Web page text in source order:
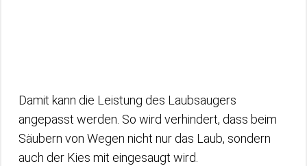
Damit kann die Leistung des Laubsaugers
angepasst werden. So wird verhindert, dass beim
Säubern von Wegen nicht nur das Laub, sondern
auch der Kies mit eingesaugt wird.